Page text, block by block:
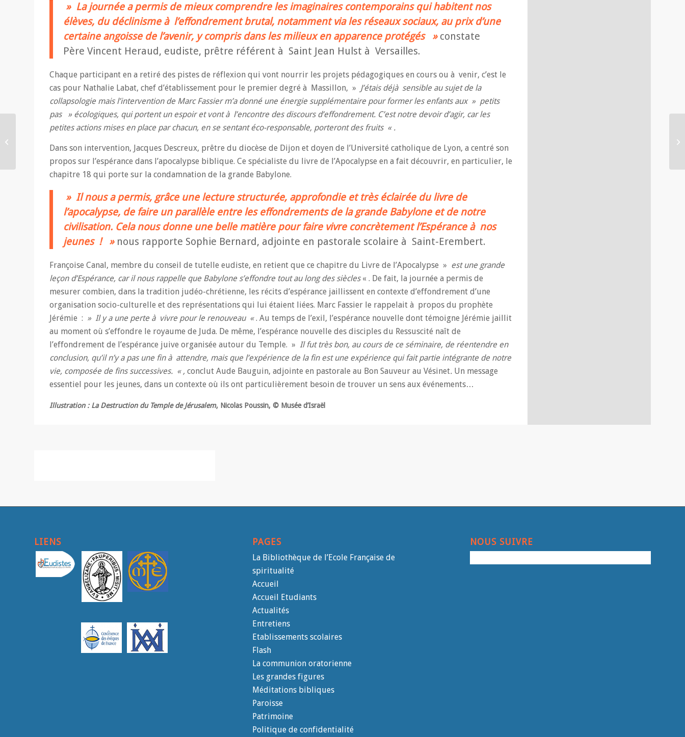
» La journée a permis de mieux comprendre les imaginaires contemporains qui habitent nos
élèves, du déclinisme à l’effondrement brutal, notamment via les réseaux sociaux, au prix d’une
certaine angoisse de l’avenir, y compris dans les milieux en apparence protégés » constate
Père Vincent Heraud, eudiste, prêtre référent à Saint Jean Hulst à Versailles.
Chaque participant en a retiré des pistes de réflexion qui vont nourrir les projets pédagogiques en cours ou à venir, c’est le
cas pour Nathalie Labat, chef d’établissement pour le premier degré à Massillon, » J’étais déjà sensible au sujet de la
collapsologie mais l’intervention de Marc Fassier m’a donné une énergie supplémentaire pour former les enfants aux » petits
pas » écologiques, qui portent un espoir et vont à l’encontre des discours d’effondrement. C’est notre devoir d’agir, car les
petites actions mises en place par chacun, en se sentant éco-responsable, porteront des fruits « .
Dans son intervention, Jacques Descreux, prêtre du diocèse de Dijon et doyen de l’Université catholique de Lyon, a centré son
propos sur l’espérance dans l’apocalypse biblique. Ce spécialiste du livre de l’Apocalypse en a fait découvrir, en particulier, le
chapitre 18 qui porte sur la condamnation de la grande Babylone.
» Il nous a permis, grâce une lecture structurée, approfondie et très éclairée du livre de
l’apocalypse, de faire un parallèle entre les effondrements de la grande Babylone et de notre
civilisation. Cela nous donne une belle matière pour faire vivre concrètement l’Espérance à nos
jeunes ! » nous rapporte Sophie Bernard, adjointe en pastorale scolaire à Saint-Erembert.
Françoise Canal, membre du conseil de tutelle eudiste, en retient que ce chapitre du Livre de l’Apocalypse » est une grande
leçon d’Espérance, car il nous rappelle que Babylone s’effondre tout au long des siècles« . De fait, la journée a permis de
mesurer combien, dans la tradition judéo-chrétienne, les récits d’espérance jaillissent en contexte d’effondrement d’une
organisation socio-culturelle et des représentations qui lui étaient liées. Marc Fassier le rappelait à propos du prophète
Jérémie : » Il y a une perte à vivre pour le renouveau «. Au temps de l’exil, l’espérance nouvelle dont témoigne Jérémie jaillit
au moment où s’effondre le royaume de Juda. De même, l’espérance nouvelle des disciples du Ressuscité naît de
l’effondrement de l’espérance juive organisée autour du Temple. » Il fut très bon, au cours de ce séminaire, de réentendre en
conclusion, qu’il n’y a pas une fin à attendre, mais que l’expérience de la fin est une expérience qui fait partie intégrante de notre
vie, composée de fins successives. « , conclut Aude Bauguin, adjointe en pastorale au Bon Sauveur au Vésinet. Un message
essentiel pour les jeunes, dans un contexte où ils ont particulièrement besoin de trouver un sens aux événements…
Illustration : La Destruction du Temple de Jérusalem, Nicolas Poussin, © Musée d’Israël
LIENS PAGES
La Bibliothèque de l’Ecole Française de
spiritualité
Accueil
Accueil Etudiants
Actualités
Entretiens
Etablissements scolaires
Flash
La communion oratorienne
Les grandes figures
Méditations bibliques
Paroisse
Patrimoine
Politique de confidentialité
NOUS SUIVRE
Nouvelles traductions